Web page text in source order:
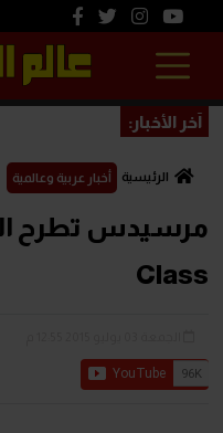
آخر الأخبار:
الرئيسية أخبار عربية وعالمية
Class